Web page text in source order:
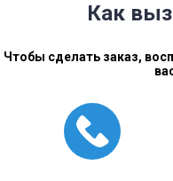
Как
Чтобы сделать заказ,